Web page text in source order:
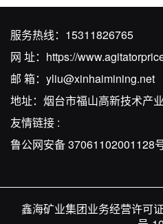
服务热线： 15311826765
网 址： https://
邮 箱： yliu@xinhaimining.net
地址：烟台市福山高新技术产
友情链接 :
鲁公网安备 37061102001128
鑫海矿业集团业务经营许可证